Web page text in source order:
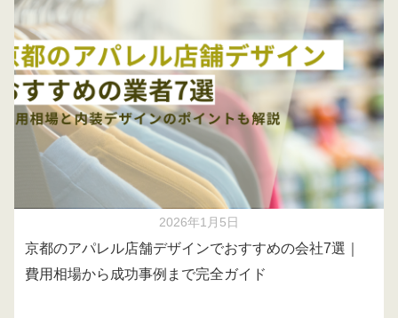
2026年1月5日
京都のアパレル店舗デザインでおすすめの会社7選｜
費用相場から成功事例まで完全ガイド